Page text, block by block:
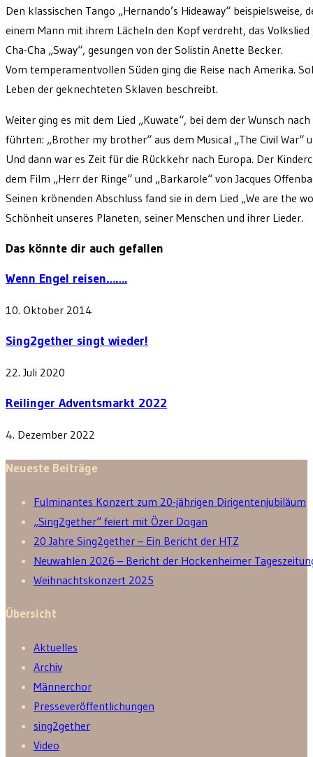
Den klassischen Tango „Hernando’s Hideaway“
einem Mann mit ihrem Lächeln den Kopf verdreht, das
Cha-Cha „Sway“, gesungen von der Solistin Anette Becker.
Vom temperamentvollen Süden ging die Reise nach Amerika.
Leben der geknechteten Sklaven beschreibt.
Weiter ging es mit dem Lied „Kuwate“, bei dem der Wunsch
führten: „Brother my brother“ aus dem Musical „The Civil
Und dann war es Zeit für die Rückkehr nach Europa. Der
dem Film „Herr der Ringe“ und „Barkarole“ von Jacques
Seinen krönenden Abschluss fand sie in dem Lied „We are the
Schönheit unseres Planeten, seiner Menschen und ihrer Lieder.
Das könnte dir auch gefallen
Wenn Engel reisen…….
10. Oktober 2014
Sing2gether singt wieder!
22. Juli 2020
Reilinger Adventsmarkt 2022
4. Dezember 2022
Neueste Beiträge
Fulminantes Konzert zum 20-jährigen Dirigentenjubiläum
„Sing2gether“ feiert mit Özer Dogan
20 Jahre Sing2gether – Ein Bericht der HTZ
Neuwahlen 2026 – Bericht der Hockenheimer
Weihnachtskonzert 2025
Übersicht
Aktuelles
Archiv
Männerchor
Presseveröffentlichungen
sing2gether
Video